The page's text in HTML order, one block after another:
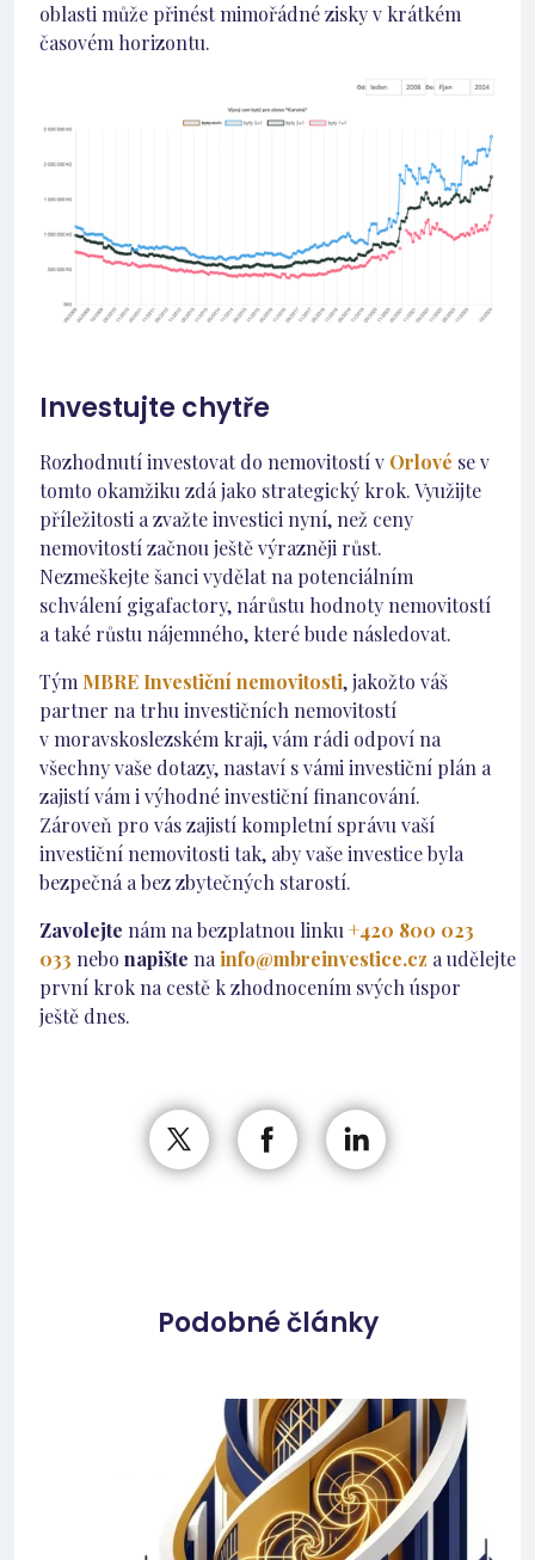
oblasti může přinést mimořádné zisky v krátkém
časovém horizontu.
Investujte chytře
Rozhodnutí investovat do nemovitostí v Orlové se v
tomto okamžiku zdá jako strategický krok. Využijte
příležitosti a zvažte investici nyní, než ceny
nemovitostí začnou ještě výrazněji růst.
Nezmeškejte šanci vydělat na potenciálním
schválení gigafactory, nárůstu hodnoty nemovitostí
a také růstu nájemného, které bude následovat.
Tým MBRE Investiční nemovitosti, jakožto váš
partner na trhu investičních nemovitostí
v moravskoslezském kraji, vám rádi odpoví na
všechny vaše dotazy, nastaví s vámi investiční plán a
zajistí vám i výhodné investiční financování.
Zároveň pro vás zajistí kompletní správu vaší
investiční nemovitosti tak, aby vaše investice byla
bezpečná a bez zbytečných starostí.
Zavolejte nám na bezplatnou linku+420 800 023
033 nebonapište nainfo@mbreinvestice.cz a udělejte
první krok na cestě k zhodnocením svých úspor
ještě dnes.
Podobné články